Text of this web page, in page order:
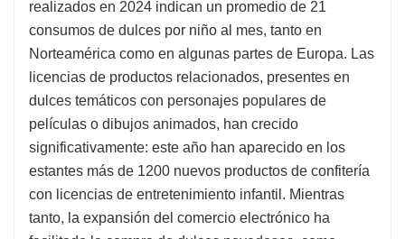
realizados en 2024 indican un promedio de 21
consumos de dulces por niño al mes, tanto en
Norteamérica como en algunas partes de Europa. Las
licencias de productos relacionados, presentes en
dulces temáticos con personajes populares de
películas o dibujos animados, han crecido
significativamente: este año han aparecido en los
estantes más de 1200 nuevos productos de confitería
con licencias de entretenimiento infantil. Mientras
tanto, la expansión del comercio electrónico ha